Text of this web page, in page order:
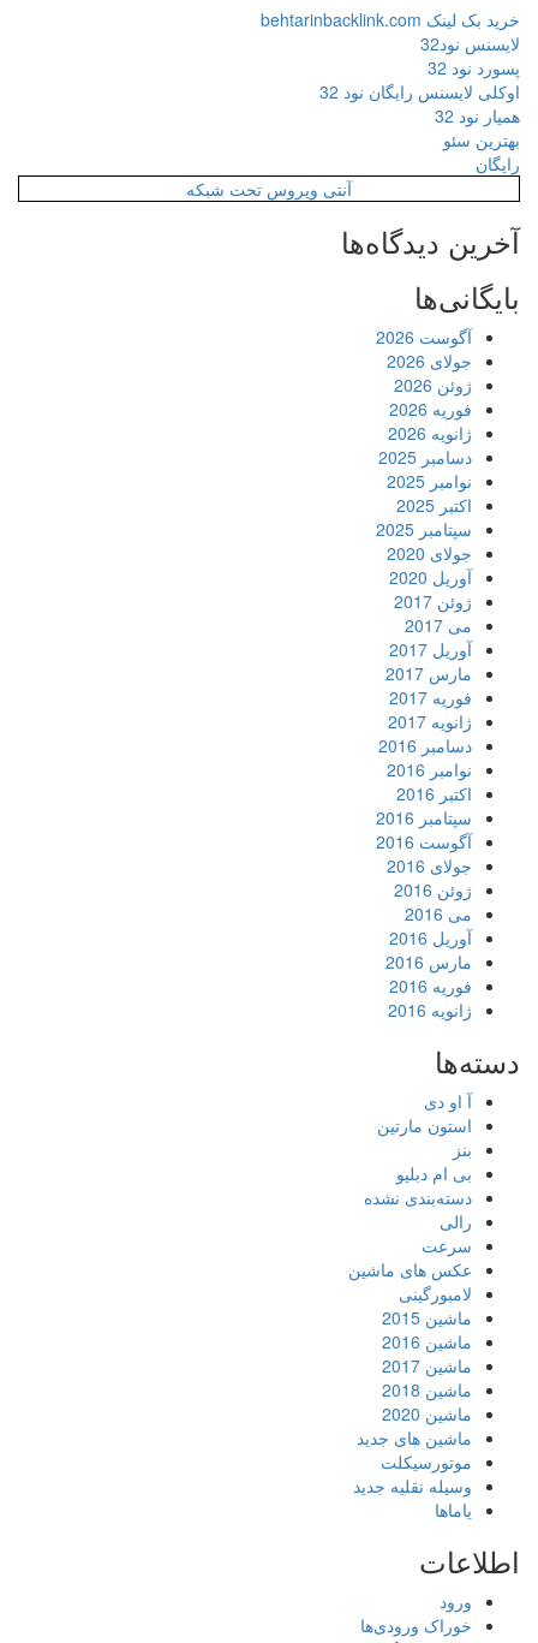
خرید بک لینک behtarinbacklink.com
لایسنس نود32
پسورد نود 32
اوکلی لایسنس رایگان نود 32
همیار نود 32
بهترین سئو
رایگان
آنتی ویروس تحت شبکه
آخرین دیدگاه‌ها
بایگانی‌ها
آگوست 2026
جولای 2026
ژوئن 2026
فوریه 2026
ژانویه 2026
دسامبر 2025
نوامبر 2025
اکتبر 2025
سپتامبر 2025
جولای 2020
آوریل 2020
ژوئن 2017
می 2017
آوریل 2017
مارس 2017
فوریه 2017
ژانویه 2017
دسامبر 2016
نوامبر 2016
اکتبر 2016
سپتامبر 2016
آگوست 2016
جولای 2016
ژوئن 2016
می 2016
آوریل 2016
مارس 2016
فوریه 2016
ژانویه 2016
دسته‌ها
آ او دی
استون مارتین
بنز
بی ام دبلیو
دسته‌بندی نشده
رالی
سرعت
عکس های ماشین
لامبورگینی
ماشین 2015
ماشین 2016
ماشین 2017
ماشین 2018
ماشین 2020
ماشین های جدید
موتورسیکلت
وسیله نقلیه جدید
یاماها
اطلاعات
ورود
خوراک ورودی‌ها